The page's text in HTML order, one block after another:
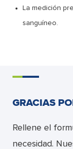
La medición
sanguíneo.
GRACIAS
Rellene el
necesidad.